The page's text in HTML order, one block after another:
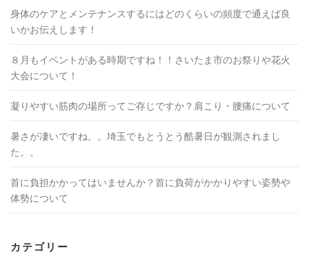
身体のケアとメンテナンスするにはどのくらいの頻度で通えば良
いかお伝えします！
８月もイベントがある時期ですね！！さいたま市のお祭りや花火
大会について！
凝りやすい筋肉の場所ってご存じですか？肩こり・腰痛について
暑さが凄いですね。。埼玉でもとうとう酷暑日が観測されまし
た。。
首に負担かかってはいませんか？首に負荷がかかりやすい姿勢や
体勢について
カテゴリー